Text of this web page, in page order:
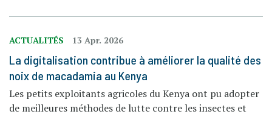
ACTUALITÉS 13 Apr. 2026
La digitalisation contribue à améliorer la qualité des
noix de macadamia au Kenya
Les petits exploitants agricoles du Kenya ont pu adopter
de meilleures méthodes de lutte contre les insectes et